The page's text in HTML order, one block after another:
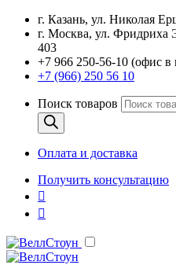
г. Казань, ул. Николая
г. Москва, ул. Фридриха
403
+7 966 250-56-10 (офис в
+7 (966) 250 56 10
Поиск товаров
Оплата и доставка
Получить консультацию